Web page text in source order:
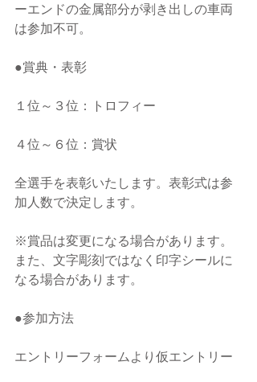
ーエンドの金属部分が剥き出しの車両
は参加不可。
●賞典・表彰
１位～３位：トロフィー
４位～６位：賞状
全選手を表彰いたします。表彰式は参
加人数で決定します。
※賞品は変更になる場合があります。
また、文字彫刻ではなく印字シールに
なる場合があります。
●参加方法
エントリーフォームより仮エントリー